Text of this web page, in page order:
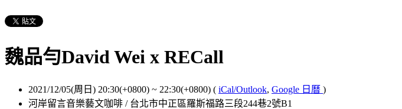
魏品勻David Wei x RECall
2021/12/05(周日) 20:30(+0800) ~ 22:30(+0800) ( iCal/Outlook, Google 日曆 )
河岸留言音樂藝文咖啡 / 台北市中正區羅斯福路三段244巷2號B1